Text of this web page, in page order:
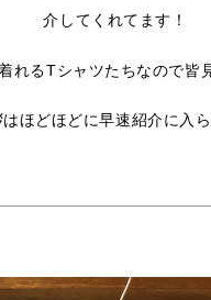
介してくれてます！
れるTシャツたちなので皆
ほどほどに早速紹介に入